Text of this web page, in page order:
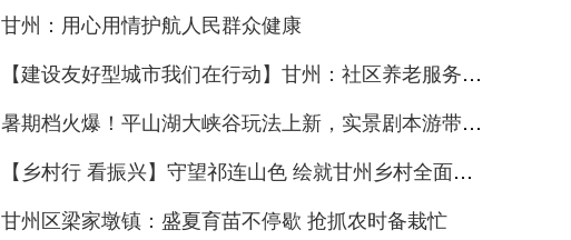
甘州：用心用情护航人民群众健康
【建设友好型城市我们在行动】甘州：社区养老服务阵
地点亮幸福“夕阳红”
暑期档火爆！平山湖大峡谷玩法上新，实景剧本游带火
河西“峡谷热”
【乡村行 看振兴】守望祁连山色 绘就甘州乡村全面振
兴新图景
甘州区梁家墩镇：盛夏育苗不停歇 抢抓农时备栽忙